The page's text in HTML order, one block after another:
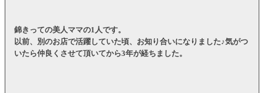
錦きっての美人ママの1人です。
以前、別のお店で活躍していた頃、お知り合いになりました♪気がつ
いたら仲良くさせて頂いてから3年が経ちました。